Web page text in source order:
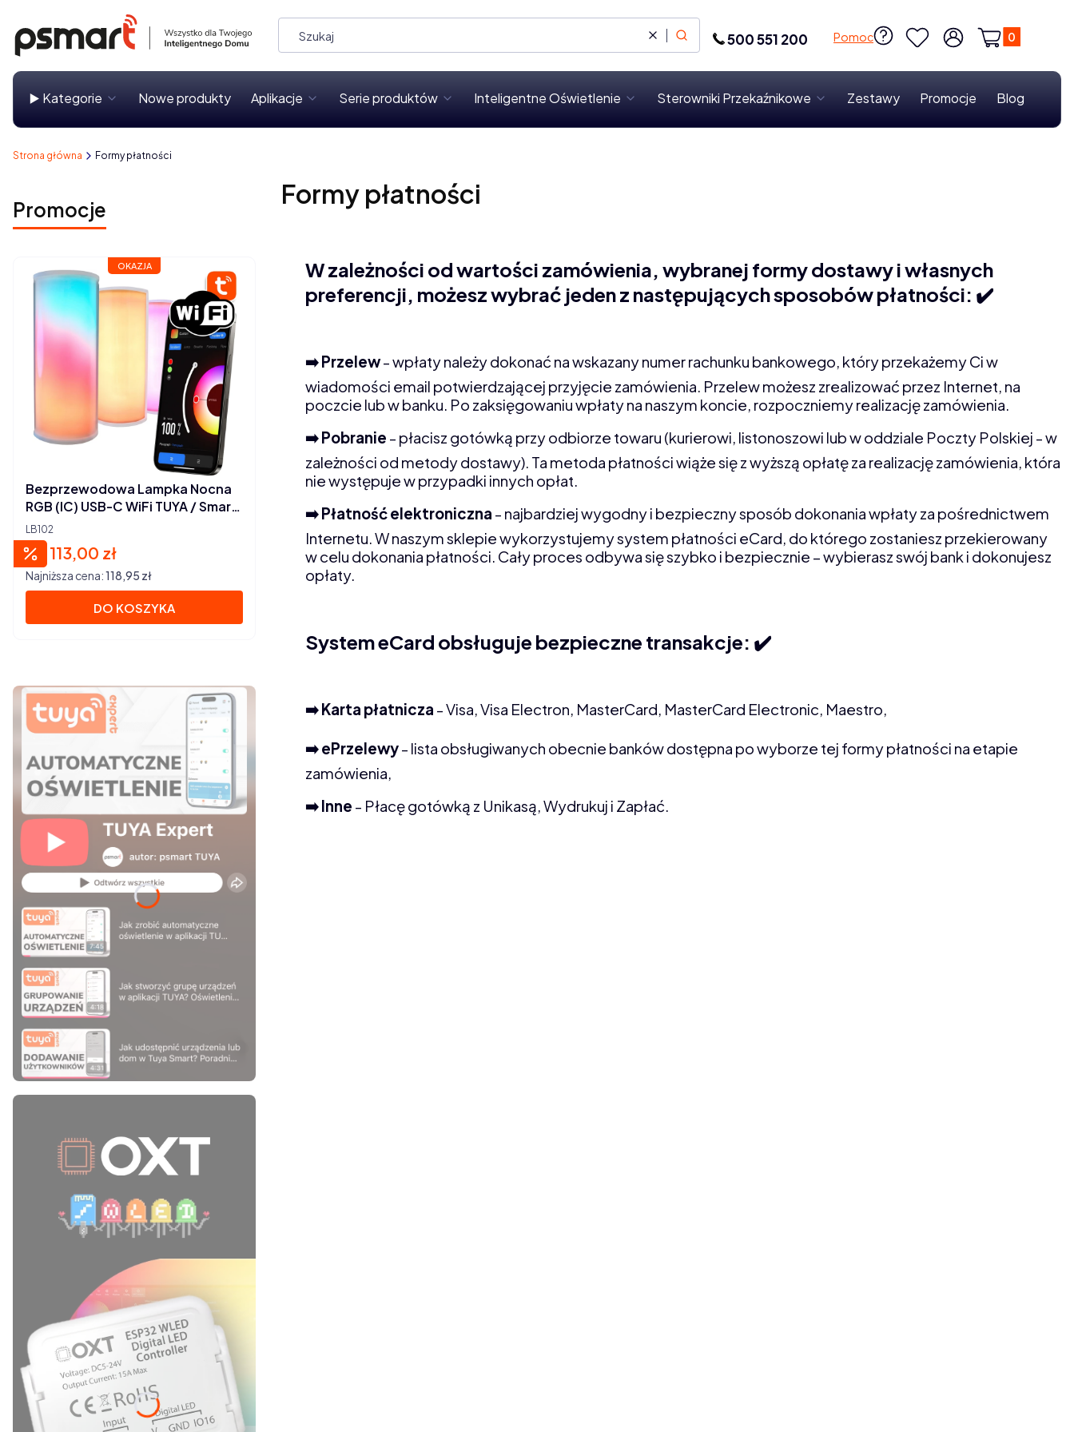
WyczyśćSzukaj 500 551 200 Pomoc
UlubioneZaloguj się
Produkty w
Koszyk
▶️ Kategorie Nowe produkty Aplikacje Serie produktów Inteligentne Oświetlenie Sterowniki Przekaźnikowe Zestawy Promocje Blog
Strona główna Formy płatności
Promocje
OKAZJA
LB102
Bezprzewodowa Lampka Nocna
RGB (IC) USB-C WiFi TUYA / Smart
Life
Cena promocyjna
113,00 zł
Najniższa cena:118,95 zł
DO KOSZYKA
Formy płatności
W zależności od wartości zamówienia, wybranej formy dostawy i własnych
preferencji, możesz wybrać jeden z następujących sposobów płatności: ✔️
➡️ Przelew- wpłaty należy dokonać na wskazany numer rachunku bankowego, który przekażemy Ci w
wiadomości email potwierdzającej przyjęcie zamówienia. Przelew możesz zrealizować przez Internet, na
poczcie lub w banku. Po zaksięgowaniu wpłaty na naszym koncie, rozpoczniemy realizację zamówienia.
➡️ Pobranie - płacisz gotówką przy odbiorze towaru (kurierowi, listonoszowi lub w oddziale Poczty Polskiej - w
zależności od metody dostawy). Ta metoda płatności wiąże się z wyższą opłatę za realizację zamówienia, która
nie występuje w przypadki innych opłat.
➡️ Płatność elektroniczna - najbardziej wygodny i bezpieczny sposób dokonania wpłaty za pośrednictwem
Internetu. W naszym sklepie wykorzystujemy system płatności eCard, do którego zostaniesz przekierowany
w celu dokonania płatności. Cały proces odbywa się szybko i bezpiecznie – wybierasz swój bank i dokonujesz
opłaty.
System eCard obsługuje bezpieczne transakcje: ✔️
➡️ Karta płatnicza - Visa, Visa Electron, MasterCard, MasterCard Electronic, Maestro,
➡️ ePrzelewy- lista obsługiwanych obecnie banków dostępna po wyborze tej formy płatności na etapie
zamówienia,
➡️ Inne - Płacę gotówką z Unikasą, Wydrukuj i Zapłać.